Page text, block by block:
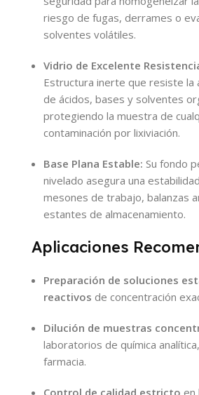
riesgo de fugas, derrames o
solventes volátiles.
Vidrio de Excelente
Estructura inerte que resiste la
de ácidos, bases y solventes
protegiendo la muestra de
contaminación por lixiviación.
Base Plana Estable: Su fondo
nivelado asegura una
mesones de trabajo, balanzas
estantes de almacenamiento.
Aplicaciones
Preparación de soluciones
reactivos de concentración
Dilución de muestras
laboratorios de química
farmacia.
Control de calidad estricto en